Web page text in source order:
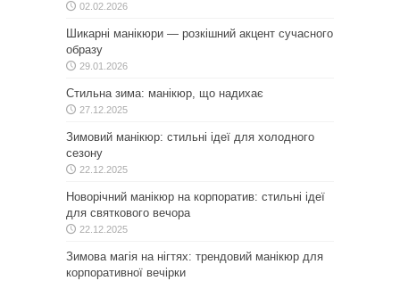
02.02.2026
Шикарні манікюри — розкішний акцент сучасного
образу
29.01.2026
Стильна зима: манікюр, що надихає
27.12.2025
Зимовий манікюр: стильні ідеї для холодного
сезону
22.12.2025
Новорічний манікюр на корпоратив: стильні ідеї
для святкового вечора
22.12.2025
Зимова магія на нігтях: трендовий манікюр для
корпоративної вечірки